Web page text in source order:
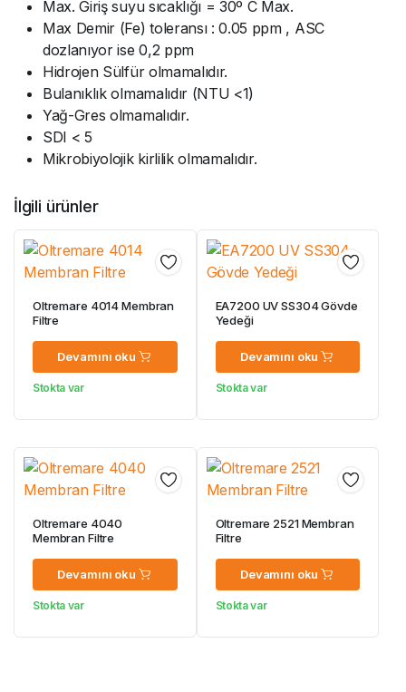
Max. Giriş suyu sıcaklığı = 30º C Max.
Max Demir (Fe) toleransı : 0.05 ppm , ASC
dozlanıyor ise 0,2 ppm
Hidrojen Sülfür olmamalıdır.
Bulanıklık olmamalıdır (NTU <1)
Yağ-Gres olmamalıdır.
SDI < 5
Mikrobiyolojik kirlilik olmamalıdır.
İlgili ürünler
Oltremare 4014 Membran
Filtre
Devamını oku
Stokta var
EA7200 UV SS304 Gövde
Yedeği
Devamını oku
Stokta var
Oltremare 4040
Membran Filtre
Devamını oku
Stokta var
Oltremare 2521 Membran
Filtre
Devamını oku
Stokta var